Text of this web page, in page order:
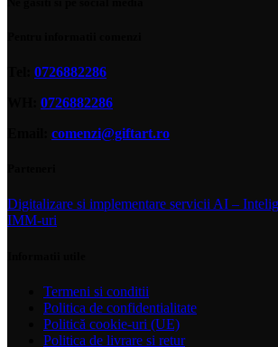
0726882286
0726882286
comenzi@giftart.ro
Digitalizare si implementare servicii AI –
IMM-uri
Termeni si conditii
Politica de confidentialitate
Politică cookie-uri (UE)
Politica de livrare si retur